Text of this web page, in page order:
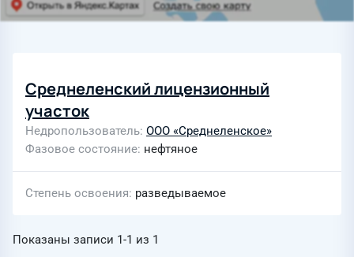
Среднеленский лицензионный
участок
Недропользователь ООО «Среднеленское»
Фазовое состояние нефтяное
Степень освоения разведываемое
Показаны записи 1-1 из 1